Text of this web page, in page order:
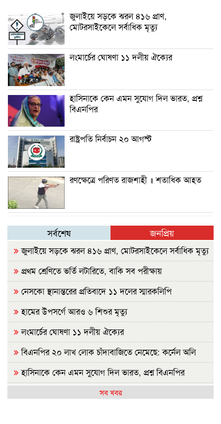
জুলাইয়ে সড়কে ঝরল ৪১৬ প্রাণ,
মোটরসাইকেলে সর্বাধিক মৃত্যু
লংমার্চের ঘোষণা ১১ দলীয় ঐক্যের
হাসিনাকে কেন এমন সুযোগ দিল ভারত, প্রশ্ন
বিএনপির
রাষ্ট্রপতি নির্বাচন ২০ আগস্ট
রণক্ষেত্রে পরিণত রাজশাহী ॥ শতাধিক আহত
সর্বশেষ জনপ্রিয়
জুলাইয়ে সড়কে ঝরল ৪১৬ প্রাণ, মোটরসাইকেলে সর্বাধিক মৃত্যু
প্রথম শ্রেণিতে ভর্তি লটারিতে, বাকি সব পরীক্ষায়
নেসকো স্থানান্তরের প্রতিবাদে ১১ দলের স্মারকলিপি
হামের উপসর্গে আরও ৬ শিশুর মৃত্যু
লংমার্চের ঘোষণা ১১ দলীয় ঐক্যের
বিএনপির ২০ লাখ লোক চাঁদাবাজিতে নেমেছে: কর্নেল অলি
হাসিনাকে কেন এমন সুযোগ দিল ভারত, প্রশ্ন বিএনপির
রাষ্ট্রপতি নির্বাচন ২০ আগস্টসব খবর